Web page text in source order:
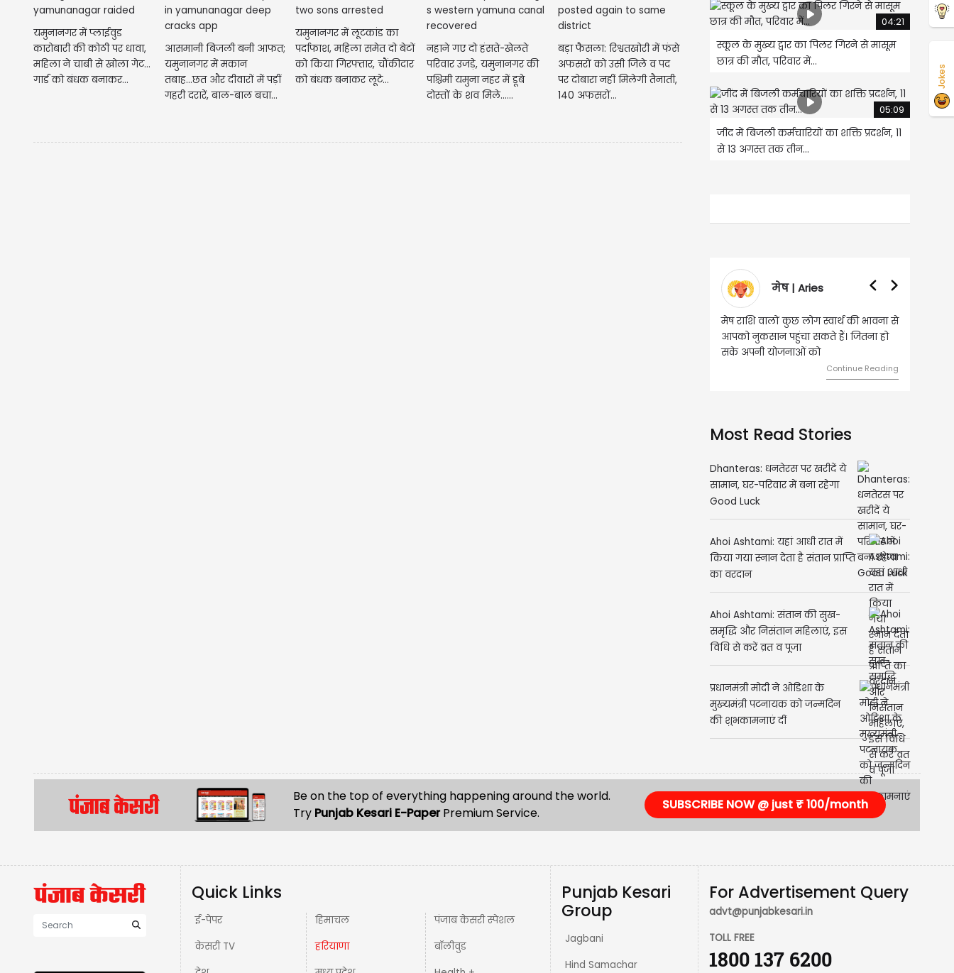
यमुनानगर में प्लाईवुड
कारोबारी की कोठी पर धावा,
महिला ने चाबी से खोला गेट...
गार्ड को बंधक बनाकर...
आसमानी बिजली बनी आफत;
यमुनानगर में मकान
तबाह...छत और दीवारों में पड़ीं
गहरी दरारें, बाल-बाल बचा...
यमुनानगर में लूटकांड का
पर्दाफाश, महिला समेत दो बेटों
को किया गिरफ्तार, चौंकीदार
को बंधक बनाकर लूटे...
नहाने गए दो हंसते-खेलते
परिवार उजड़े, यमुनानगर की
पश्चिमी यमुना नहर में डूबे
दोस्तों के शव मिले......
बड़ा फैसला: रिश्वतखोरी में फंसे
अफसरों को उसी जिले व पद
पर दोबारा नहीं मिलेगी तैनाती,
140 अफसरों...
04:21
स्कूल के मुख्य द्वार का पिलर गिरने से मासूम
छात्र की मौत, परिवार में...
05:09
जींद में बिजली कर्मचारियों का शक्ति प्रदर्शन, 11
से 13 अगस्त तक तीन...
मेष राशि वालों कुछ लोग स्वार्थ की भावना से
आपको नुकसान पहुंचा सकते हैं। जितना हो
वृषभ | Taurus
वृष राशि वालों आय के स्त्रोत बढ़ने से रुके
हुए कार्यों में गति आएगी। युवा वर्ग भविष्य
को लेकर ज्यादा फोकस रहेंगे।
Continue
Most Read Stories
Dhanteras: धनतेरस पर खरीदें ये
सामान, घर-परिवार में बना रहेगा
Good Luck
Ahoi Ashtami: यहां आधी रात में
किया गया स्नान देता है संतान प्राप्ति
का वरदान
Ahoi Ashtami: संतान की सुख-
समृद्धि और निसंतान महिलाएं, इस
विधि से करें व्रत व पूजा
प्रधानमंत्री मोदी ने ओडिशा के
मुख्यमंत्री पटनायक को जन्मदिन
की शुभकामनाएं दीं
Be on the top of everything happening around the world.
Try Punjab Kesari E-PaperPremium Service.
SUBSCRIBE NOW @ just ₹ 100/month
Quick Links
ई-पेपर
केसरी TV
हिमाचल
हरियाणा
पंजाब केसरी स्पेशल
बॉलीवुड
Punjab Kesari
Group
Jagbani
Hind Samachar
For Advertisement Query
advt@punjabkesari.in
TOLL FREE
1800 137 6200
Jokes